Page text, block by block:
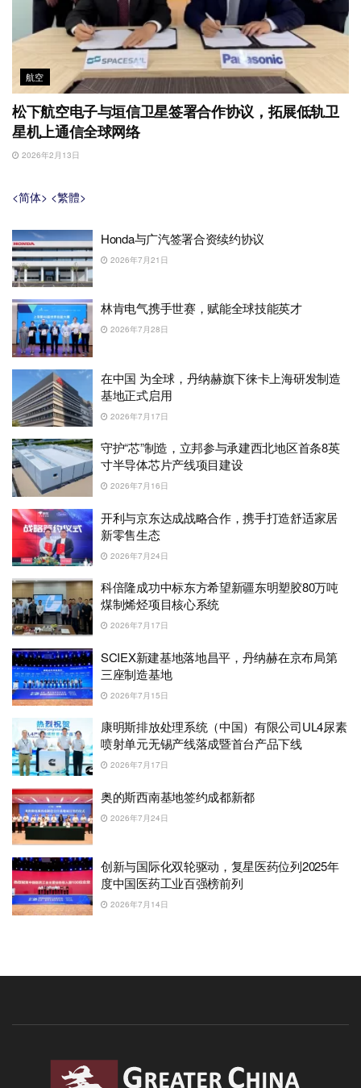
航空
松下航空电子与垣信卫星签署合作协议，拓展低轨卫
星机上通信全球网络
2026年2月13日
<简体> <繁體>
Honda与广汽签署合资续约协议
2026年7月21日
林肯电气携手世赛，赋能全球技能英才
2026年7月28日
在中国 为全球，丹纳赫旗下徕卡上海研发制造
基地正式启用
2026年7月17日
守护“芯”制造，立邦参与承建西北地区首条8英
寸半导体芯片产线项目建设
2026年7月16日
开利与京东达成战略合作，携手打造舒适家居
新零售生态
2026年7月24日
科倍隆成功中标东方希望新疆东明塑胶80万吨
煤制烯烃项目核心系统
2026年7月17日
SCIEX新建基地落地昌平，丹纳赫在京布局第
三座制造基地
2026年7月15日
康明斯排放处理系统（中国）有限公司UL4尿素
喷射单元无锡产线落成暨首台产品下线
2026年7月17日
奥的斯西南基地签约成都新都
2026年7月24日
创新与国际化双轮驱动，复星医药位列2025年
度中国医药工业百强榜前列
2026年7月14日